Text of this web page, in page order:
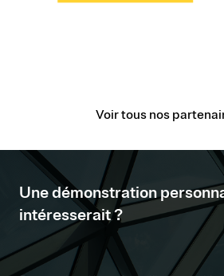
Voir tous nos
Une démonstration
intéresserait ?